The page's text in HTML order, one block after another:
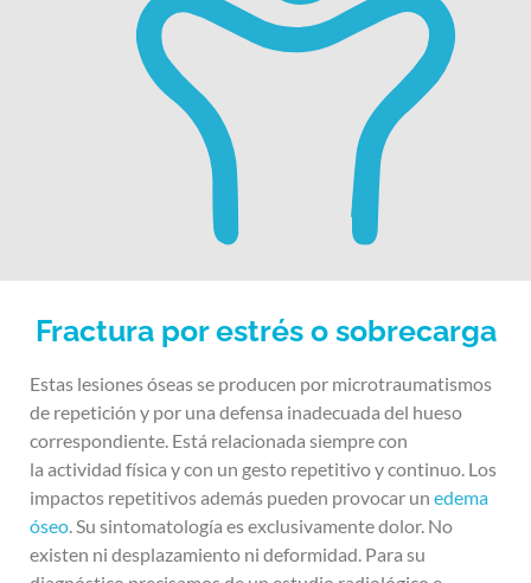
Fractura por estrés o sobrecarga
Estas lesiones óseas se producen por microtraumatismos
de repetición y por una defensa inadecuada del hueso
correspondiente. Está relacionada siempre con
la actividad física y con un gesto repetitivo y continuo. Los
impactos repetitivos además pueden provocar un edema
óseo. Su sintomatología es exclusivamente dolor. No
existen ni desplazamiento ni deformidad. Para su